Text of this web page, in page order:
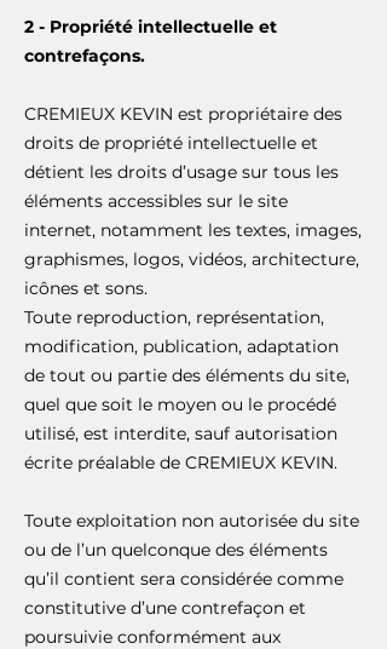
2 - Propriété intellectuelle et
contrefaçons.
CREMIEUX KEVIN est propriétaire des
droits de propriété intellectuelle et
détient les droits d’usage sur tous les
éléments accessibles sur le site
internet, notamment les textes, images,
graphismes, logos, vidéos, architecture,
icônes et sons.
Toute reproduction, représentation,
modification, publication, adaptation
de tout ou partie des éléments du site,
quel que soit le moyen ou le procédé
utilisé, est interdite, sauf autorisation
écrite préalable de CREMIEUX KEVIN.
Toute exploitation non autorisée du site
ou de l’un quelconque des éléments
qu’il contient sera considérée comme
constitutive d’une contrefaçon et
poursuivie conformément aux